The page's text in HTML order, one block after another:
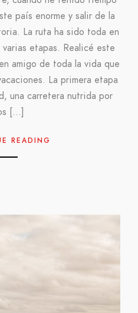
país enorme y salir de la
La ruta ha sido toda en
etapas. Realicé este
amigo de toda la vida que
La primera etapa
una carretera nutrida por
[…]
READING